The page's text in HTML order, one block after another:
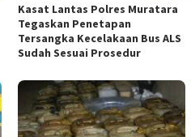
Kasat Lantas Polres Muratara
Tegaskan Penetapan
Tersangka Kecelakaan Bus ALS
Sudah Sesuai Prosedur